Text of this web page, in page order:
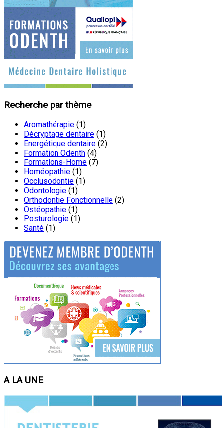
Recherche par thème
Aromathérapie (1)
Décryptage dentaire (1)
Energétique dentaire (2)
Formation Odenth (4)
Formations-Home (7)
Homéopathie (1)
Occlusodontie (1)
Odontologie (1)
Orthodontie Fonctionnelle (2)
Ostéopathie (1)
Posturologie (1)
Santé (1)
A LA UNE